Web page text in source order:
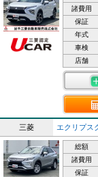
諸費用
保証
年式
車検
店舗
三菱 エクリプス
総額
諸費用
保証